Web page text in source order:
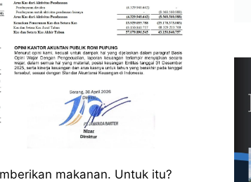
makanan. Untuk itu?